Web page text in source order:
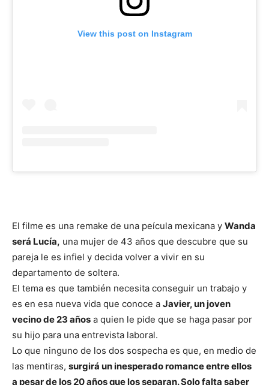
View this post on Instagram
El filme es una remake de una peícula mexicana y Wanda
será Lucía, una mujer de 43 años que descubre que su
pareja le es infiel y decida volver a vivir en su
departamento de soltera.
El tema es que también necesita conseguir un trabajo y
es en esa nueva vida que conoce a Javier, un joven
vecino de 23 años a quien le pide que se haga pasar por
su hijo para una entrevista laboral.
Lo que ninguno de los dos sospecha es que, en medio de
las mentiras, surgirá un inesperado romance entre ellos
a pesar de los 20 años que los separan. Solo falta saber